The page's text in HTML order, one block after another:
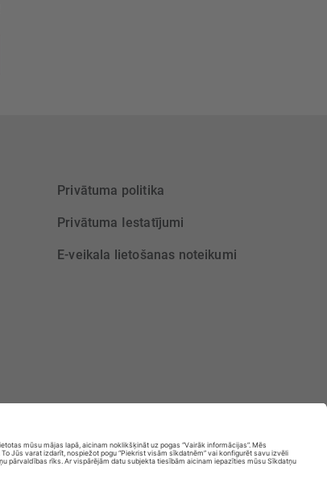
Privātuma politika
Privātuma Iestatījumi
E-veikala lietošanas noteikumi